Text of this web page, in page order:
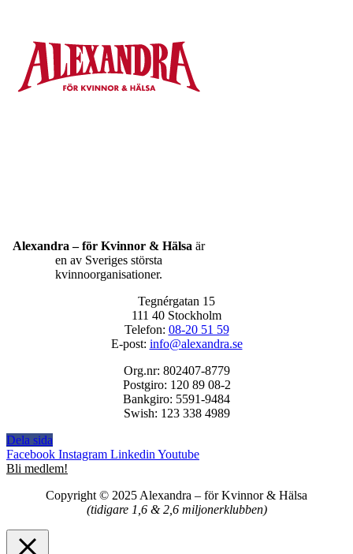
Alexandra – för Kvinnor & Hälsa är
en av Sveriges största
kvinnoorganisationer.
Tegnérgatan 15
111 40 Stockholm
Telefon: 08-20 51 59
E-post: info@alexandra.se
Org.nr: 802407-8779
Postgiro: 120 89 08-2
Bankgiro: 5591-9484
Swish: 123 338 4989
Dela sida
Facebook Instagram Linkedin Youtube
Bli medlem!
Copyright © 2025 Alexandra – för Kvinnor & Hälsa
(tidigare 1,6 & 2,6 miljonerklubben)